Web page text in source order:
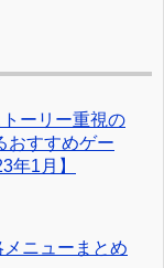
トーリー重視の
おすすめゲー
年1月】
ニューまとめ